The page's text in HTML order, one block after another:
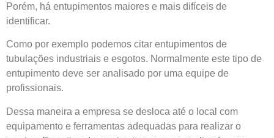
Porém, há entupimentos maiores e mais difíceis de
identificar.
Como por exemplo podemos citar entupimentos de
tubulações industriais e esgotos. Normalmente este tipo de
entupimento deve ser analisado por uma equipe de
profissionais.
Dessa maneira a empresa se desloca até o local com
equipamento e ferramentas adequadas para realizar o